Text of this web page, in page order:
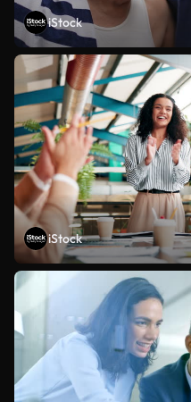
iStock
iStock